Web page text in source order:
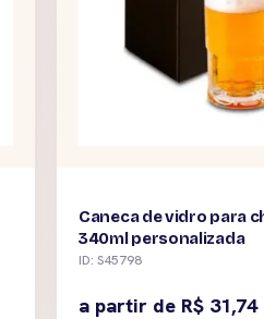
Caneca de vidro para
340ml personalizada
ID: S45798
a partir de R$ 31,74